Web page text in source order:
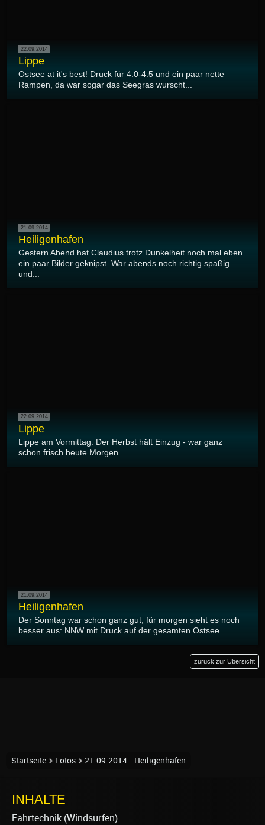
22.09.2014
Lippe
Ostsee at it's best! Druck für 4.0-4.5 und ein paar nette
Rampen, da war sogar das Seegras wurscht...
21.09.2014
Heiligenhafen
Gestern Abend hat Claudius trotz Dunkelheit noch mal eben
ein paar Bilder geknipst. War abends noch richtig spaßig
und...
22.09.2014
Lippe
Lippe am Vormittag. Der Herbst hält Einzug - war ganz
schon frisch heute Morgen.
21.09.2014
Heiligenhafen
Der Sonntag war schon ganz gut, für morgen sieht es noch
besser aus: NNW mit Druck auf der gesamten Ostsee.
zurück zur Übersicht
Startseite Fotos 21.09.2014 - Heiligenhafen
INHALTE
Fahrtechnik (Windsurfen)